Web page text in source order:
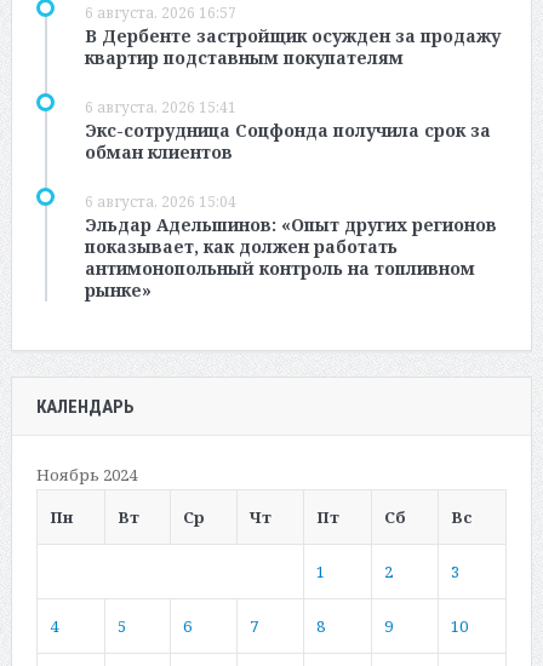
6 августа, 2026 16:57
В Дербенте застройщик осужден за продажу
квартир подставным покупателям
6 августа, 2026 15:41
Экс-сотрудница Соцфонда получила срок за
обман клиентов
6 августа, 2026 15:04
Эльдар Адельшинов: «Опыт других регионов
показывает, как должен работать
антимонопольный контроль на топливном
рынке»
КАЛЕНДАРЬ
Ноябрь 2024
Пн
Вт Ср Чт Пт Сб Вс
1 2 3
4 5 6 7 8 9 10